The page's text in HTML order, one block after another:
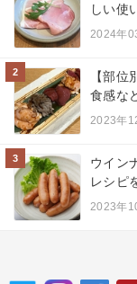
しい使
2024年
2
【部
食感な
2023年
3
ウイン
レシピ
2023年